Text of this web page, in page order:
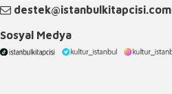
destek@istanbulkitapcisi.com
Sosyal Medya